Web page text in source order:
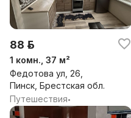
88 р.
1 комн., 37 м²
Федотова ул, 26,
Пинск, Брестская обл.
Путешествия•